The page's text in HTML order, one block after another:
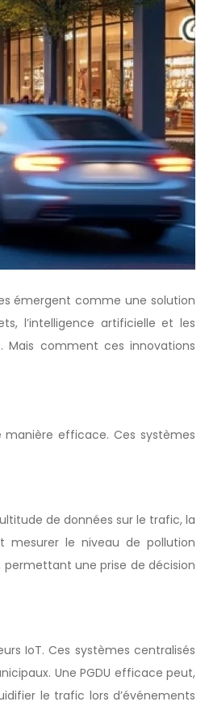
émergent comme une solution
l’intelligence artificielle et les
comment ces innovations
efficace. Ces systèmes
de données sur le trafic, la
mesurer le niveau de pollution
une prise de décision
IoT. Ces systèmes centralisés
Une PGDU efficace peut,
le trafic lors d’événements